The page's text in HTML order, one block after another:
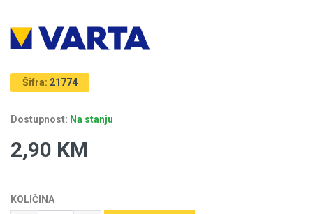
Šifra: 21774
Dostupnost: Na stanju
2,90 KM
KOLIČINA